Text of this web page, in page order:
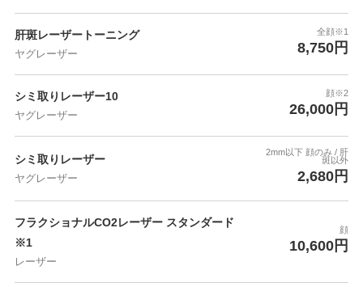
肝斑レーザートーニング
ヤグレーザー
全顔※1
8,750円
シミ取りレーザー10
ヤグレーザー
顔※2
26,000円
シミ取りレーザー
ヤグレーザー
2mm以下 顔のみ / 肝
斑以外
2,680円
フラクショナルCO2レーザー スタンダード
※1
レーザー
顔
10,600円